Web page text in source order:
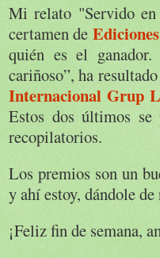
Mi relato "Servido
certamen de
quién es el
cariñoso”, ha
Internacional Grup
Estos dos últimos se
recopilatorios.
Los premios son un
y ahí estoy, dándole
¡Feliz fin de semana,